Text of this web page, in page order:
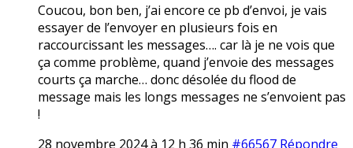
Coucou, bon ben, j’ai encore ce pb d’envoi, je vais
essayer de l’envoyer en plusieurs fois en
raccourcissant les messages…. car là je ne vois que
ça comme problème, quand j’envoie des messages
courts ça marche… donc désolée du flood de
message mais les longs messages ne s’envoient pas
!
28 novembre 2024 à 12 h 36 min #66567 Répondre